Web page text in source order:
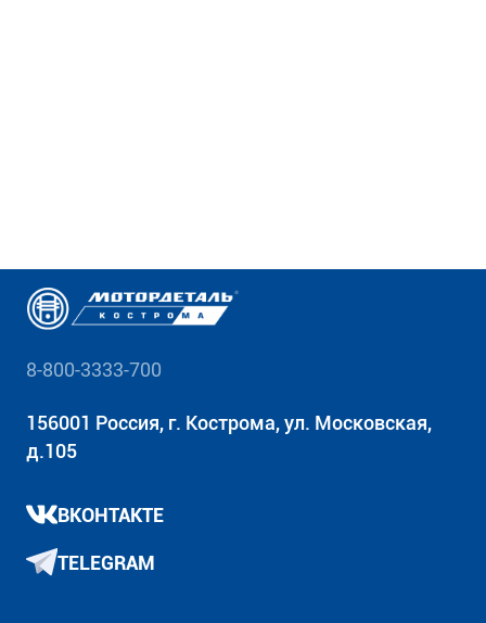
8-800-3333-700
156001 Россия, г. Кострома, ул. Московская,
д.105
ВКОНТАКТЕ
TELEGRAM